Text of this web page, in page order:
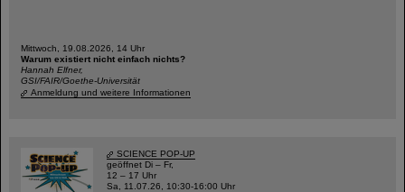
Mittwoch, 19.08.2026, 14 Uhr
Warum existiert nicht einfach nichts?
Hannah Elfner,
GSI/FAIR/Goethe-Universität
Anmeldung und weitere Informationen
SCIENCE POP-UP
geöffnet Di – Fr,
12 – 17 Uhr
Sa, 11.07.26, 10:30-16:00 Uhr